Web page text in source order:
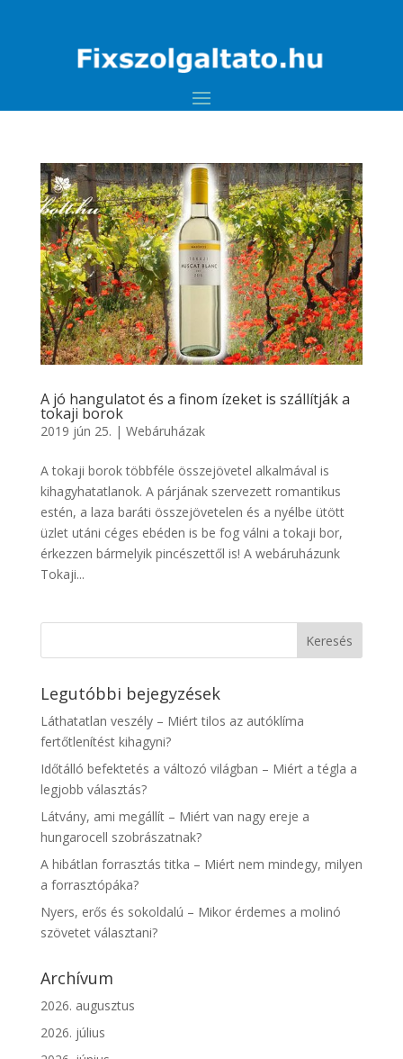
A jó hangulatot és a finom ízeket is szállítják a
tokaji borok
2019 jún 25. | Webáruházak
A tokaji borok többféle összejövetel alkalmával is
kihagyhatatlanok. A párjának szervezett romantikus
estén, a laza baráti összejövetelen és a nyélbe ütött
üzlet utáni céges ebéden is be fog válni a tokaji bor,
érkezzen bármelyik pincészettől is! A webáruházunk
Tokaji...
Legutóbbi bejegyzések
Láthatatlan veszély – Miért tilos az autóklíma
fertőtlenítést kihagyni?
Időtálló befektetés a változó világban – Miért a tégla a
legjobb választás?
Látvány, ami megállít – Miért van nagy ereje a
hungarocell szobrászatnak?
A hibátlan forrasztás titka – Miért nem mindegy, milyen
a forrasztópáka?
Nyers, erős és sokoldalú – Mikor érdemes a molinó
szövetet választani?
Archívum
2026. augusztus
2026. július